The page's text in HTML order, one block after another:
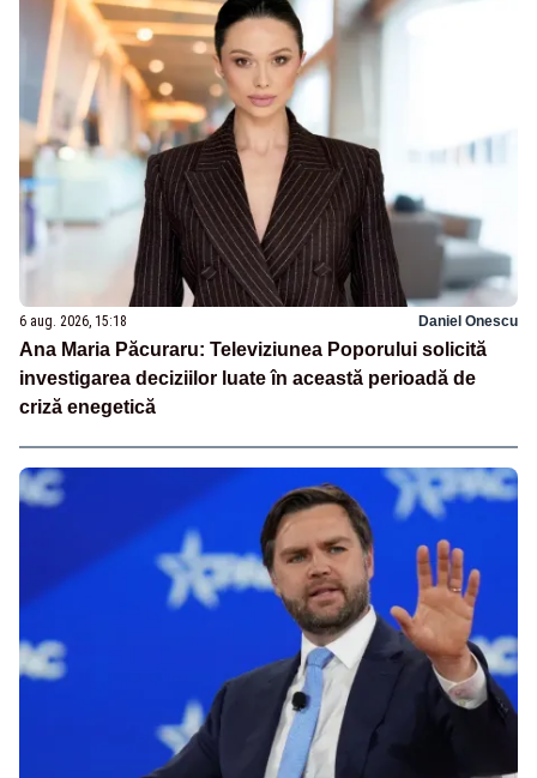
6 aug. 2026, 15:18 Daniel Onescu
Ana Maria Păcuraru: Televiziunea Poporului solicită
investigarea deciziilor luate în această perioadă de
criză enegetică